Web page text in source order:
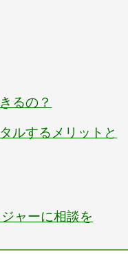
るの？
ルするメリットと
ャーに相談を